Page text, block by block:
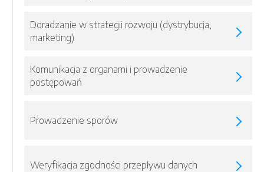
Doradzanie w strategii rozwoju (dystrybucja,
marketing)
Komunikacja z organami i prowadzenie
postępowań
Prowadzenie sporów
Weryfikacja zgodności przepływu danych